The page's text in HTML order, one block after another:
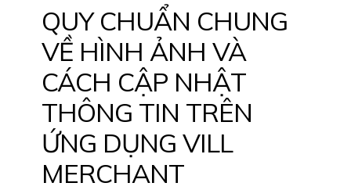
QUY CHUẨN CHUNG
VỀ HÌNH ẢNH VÀ
CÁCH CẬP NHẬT
THÔNG TIN TRÊN
ỨNG DỤNG VILL
MERCHANT